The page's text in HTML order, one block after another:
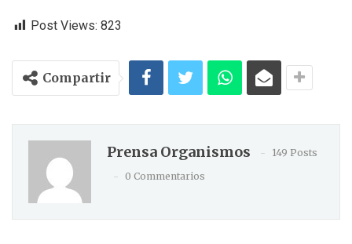
Post Views: 823
Compartir
Prensa Organismos
149 Posts
0 Commentarios